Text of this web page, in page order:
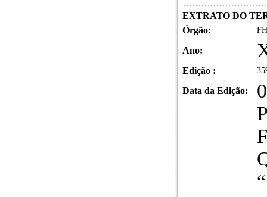
EXTRATO DO
Órgão:
Ano:
Edição :
Data da Edição: